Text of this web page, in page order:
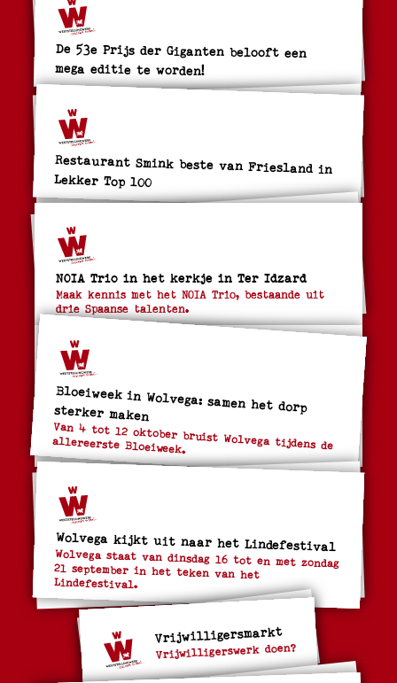
De 53e Prijs der Giganten belooft een
mega editie te worden!
Restaurant Smink beste van Friesland in
Lekker Top 100
NOIA Trio in het kerkje in Ter Idzard
Maak kennis met het NOIA Trio, bestaande uit
drie Spaanse talenten.
Bloeiweek in Wolvega: samen het dorp
sterker maken
Van 4 tot 12 oktober bruist Wolvega tijdens de
allereerste Bloeiweek.
Wolvega kijkt uit naar het Lindefestival
Wolvega staat van dinsdag 16 tot en met zondag
21 september in het teken van het
Lindefestival.
Vrijwilligersmarkt
Vrijwilligerswerk doen?